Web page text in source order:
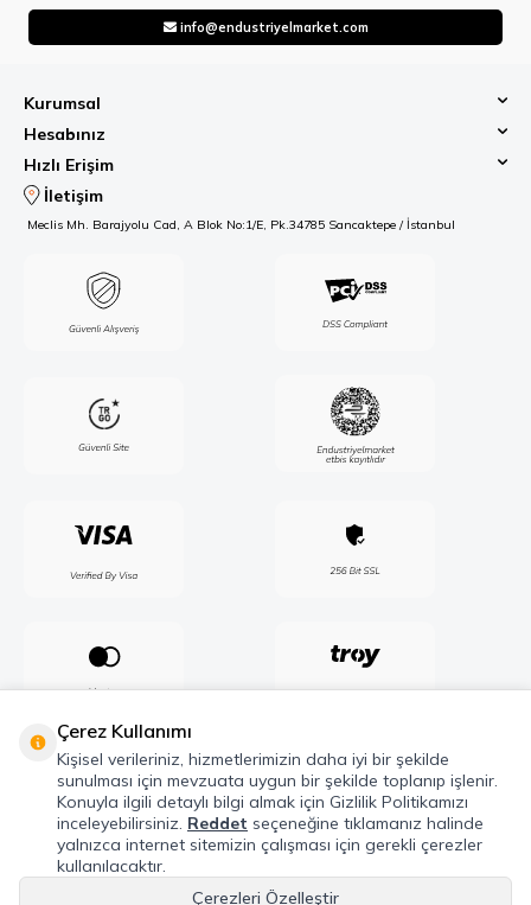
info@endustriyelmarket.com
Kurumsal
Hesabınız
Hızlı Erişim
İletişim
Meclis Mh. Barajyolu Cad, A Blok No:1/E, Pk.34785 Sancaktepe / İstanbul
Telif Hakkı © 2026 Maxel Endüstri Elektrik Elektronik San. Tic. Şti. Tüm hakları
Çerez Kullanımı
Kişisel verileriniz, hizmetlerimizin daha iyi bir şekilde
sunulması için mevzuata uygun bir şekilde toplanıp işlenir.
Konuyla ilgili detaylı bilgi almak için Gizlilik Politikamızı
inceleyebilirsiniz. Reddet seçeneğine tıklamanız halinde
yalnızca internet sitemizin çalışması için gerekli çerezler
kullanılacaktır.
Çerezleri Özelleştir